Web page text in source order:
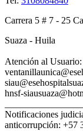
Carrera 5 # 7 - 25
Atención al
hnsf-
Notificaciones
anticorrupción: +57